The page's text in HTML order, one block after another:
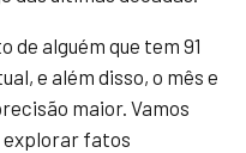
de alguém que tem 91
e além disso, o mês e
maior. Vamos
explorar fatos